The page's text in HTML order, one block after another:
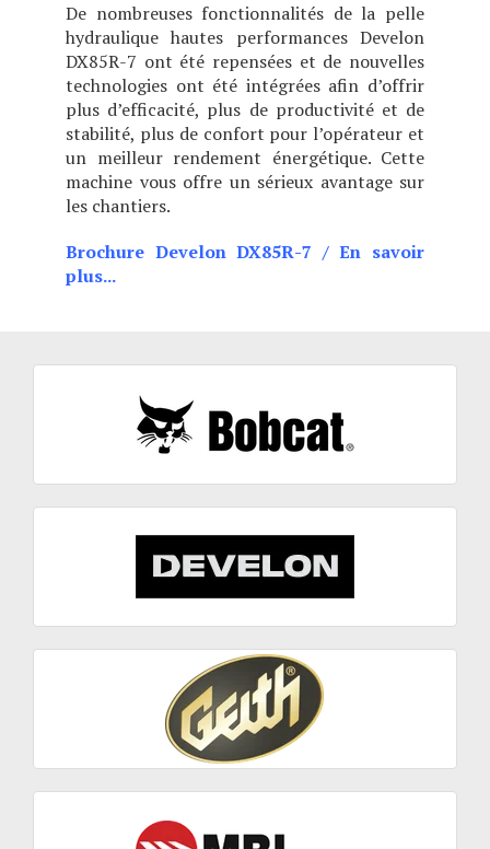
De nombreuses fonctionnalités de la pelle
hydraulique hautes performances Develon
DX85R-7 ont été repensées et de nouvelles
technologies ont été intégrées afin d’offrir
plus d’efficacité, plus de productivité et de
stabilité, plus de confort pour l’opérateur et
un meilleur rendement énergétique. Cette
machine vous offre un sérieux avantage sur
les chantiers.
Brochure Develon DX85R-7 /En savoir
plus...